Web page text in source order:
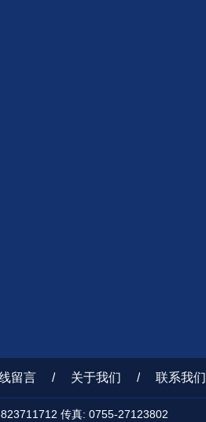
留言 / 关于我们 / 联系我们
传真: 0755-27123802